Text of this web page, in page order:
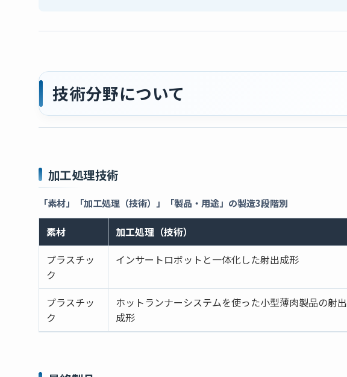
技術分野について
加工処理技術
「素材」「加工処理（技術）」「製品・用途」の製造3段階別
素材 加工処理（技術）
プラスチッ
ク
インサートロボットと一体化した射出成形
プラスチッ
ク
ホットランナーシステムを使った小型薄肉製品の射出
成形